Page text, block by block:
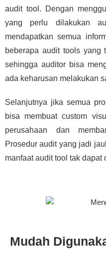
audit tool. Dengan
yang perlu dilakukan
mendapatkan semua
beberapa audit tools yang
sehingga auditor bisa
ada keharusan melakukan
Selanjutnya jika semua
bisa membuat custom
perusahaan dan
Prosedur audit yang jadi
manfaat audit tool tak dapat
Mudah